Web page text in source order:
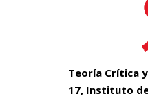
Teoría Crítica
17, Instituto